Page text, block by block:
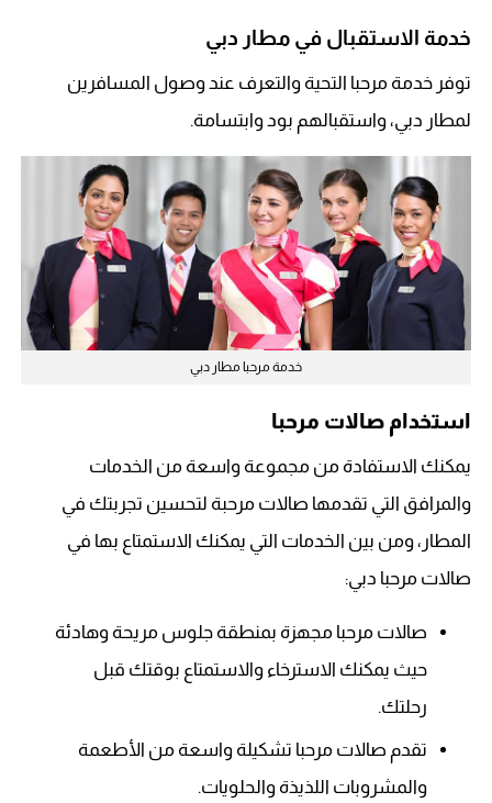
خدمة الاستقبال في مطار دبي
توفر خدمة مرحبا التحية والتعرف عند وصول المسافرين
لمطار دبي، واستقبالهم بود وابتسامة.
خدمة مرحبا مطار دبي
استخدام صالات مرحبا
يمكنك الاستفادة من مجموعة واسعة من الخدمات
والمرافق التي تقدمها صالات مرحبة لتحسين تجربتك في
المطار، ومن بين الخدمات التي يمكنك الاستمتاع بها في
صالات مرحبا دبي:
صالات مرحبا مجهزة بمنطقة جلوس مريحة وهادئة
حيث يمكنك الاسترخاء والاستمتاع بوقتك قبل
رحلتك.
تقدم صالات مرحبا تشكيلة واسعة من الأطعمة
والمشروبات اللذيذة والحلويات.